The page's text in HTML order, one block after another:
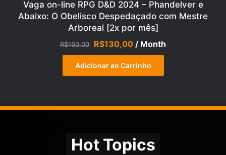
Vaga on-line RPG D&D 2024 – Phandelver e
Abaixo: O Obelisco Despedaçado com Mestre
Arboreal [2x por mês]
R$160,00
O
preço
original
era:
R$130,00O
preço
atual
é:
/ Month
Adicionar ao Carrinho
Hot Topics